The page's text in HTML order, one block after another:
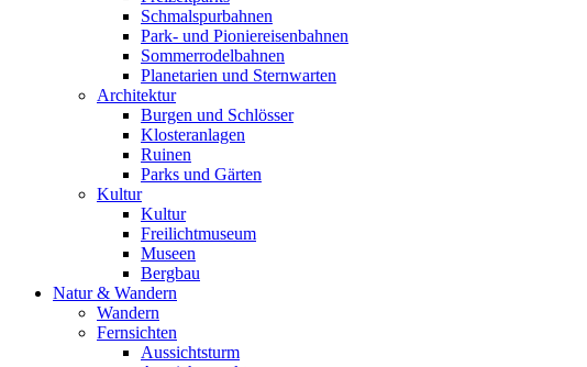
Schmalspurbahnen
Park- und Pioniereisenbahnen
Sommerrodelbahnen
Planetarien und Sternwarten
Architektur
Burgen und Schlösser
Klosteranlagen
Ruinen
Parks und Gärten
Kultur
Kultur
Freilichtmuseum
Museen
Bergbau
Natur & Wandern
Wandern
Fernsichten
Aussichtsturm